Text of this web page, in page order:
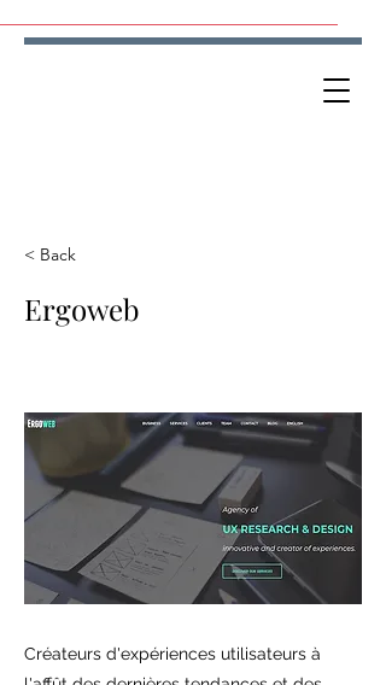
< Back
Ergoweb
Créateurs d'expériences utilisateurs à